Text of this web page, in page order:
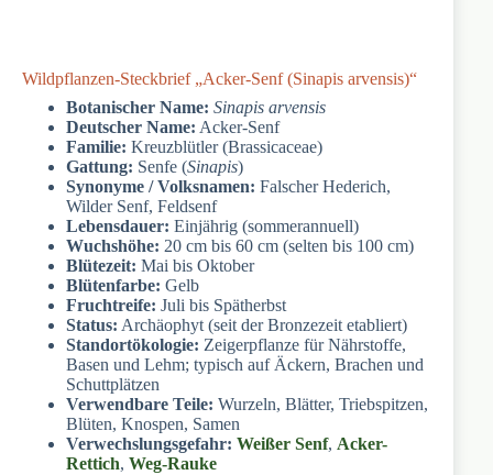
Wildpflanzen-Steckbrief „Acker-Senf (Sinapis arvensis)“
Botanischer Name: Sinapis arvensis
Deutscher Name: Acker-Senf
Familie: Kreuzblütler (Brassicaceae)
Gattung: Senfe (Sinapis)
Synonyme / Volksnamen: Falscher Hederich,
Wilder Senf, Feldsenf
Lebensdauer: Einjährig (sommerannuell)
Wuchshöhe: 20 cm bis 60 cm (selten bis 100 cm)
Blütezeit: Mai bis Oktober
Blütenfarbe: Gelb
Fruchtreife: Juli bis Spätherbst
Status: Archäophyt (seit der Bronzezeit etabliert)
Standortökologie: Zeigerpflanze für Nährstoffe,
Basen und Lehm; typisch auf Äckern, Brachen und
Schuttplätzen
Verwendbare Teile: Wurzeln, Blätter, Triebspitzen,
Blüten, Knospen, Samen
Verwechslungsgefahr: Weißer Senf, Acker-
Rettich, Weg-Rauke